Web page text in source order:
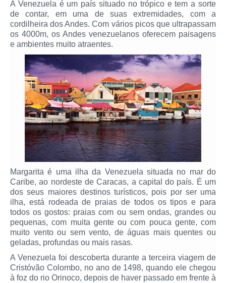
A Venezuela é um país situado no trópico e tem a sorte
de contar, em uma de suas extremidades, com a
cordilheira dos Andes. Com vários picos que ultrapassam
os 4000m, os Andes venezuelanos oferecem paisagens
e ambientes muito atraentes.
Margarita é uma ilha da Venezuela situada no mar do
Caribe, ao nordeste de Caracas, a capital do país. É um
dos seus maiores destinos turísticos, pois por ser uma
ilha, está rodeada de praias de todos os tipos e para
todos os gostos: praias com ou sem ondas, grandes ou
pequenas, com muita gente ou com pouca gente, com
muito vento ou sem vento, de águas mais quentes ou
geladas, profundas ou mais rasas.
A Venezuela foi descoberta durante a terceira viagem de
Cristóvão Colombo, no ano de 1498, quando ele chegou
à foz do rio Orinoco, depois de haver passado em frente à